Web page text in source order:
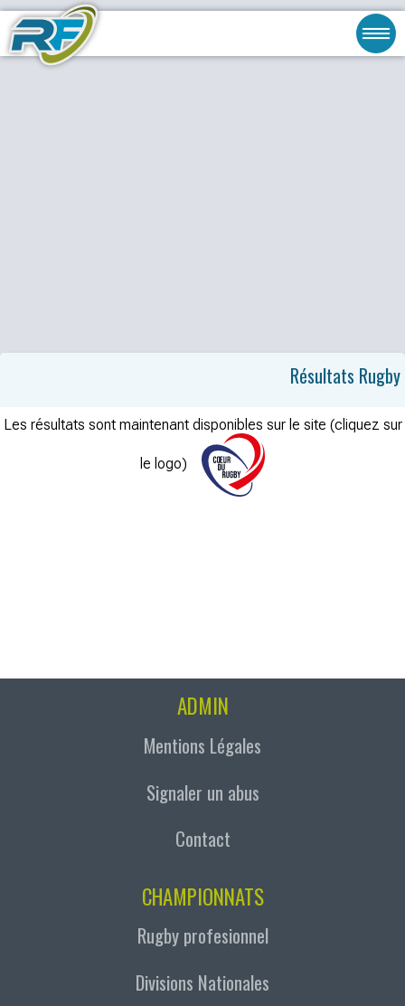
Résultats Rugby
Les résultats sont maintenant disponibles sur le site (cliquez sur
le logo)
ADMIN
Mentions Légales
Signaler un abus
Contact
CHAMPIONNATS
Rugby profesionnel
Divisions Nationales